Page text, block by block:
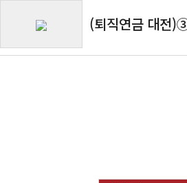
(퇴직연금 대전